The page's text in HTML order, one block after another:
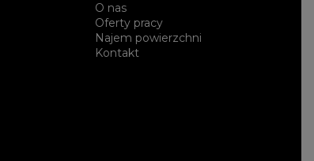
O nas
Oferty pracy
Najem powierzchni
Kontakt